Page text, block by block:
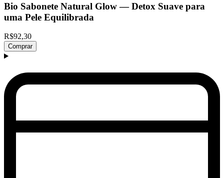
Bio Sabonete Natural Glow — Detox Suave para
uma Pele Equilibrada
R$92,30
Comprar